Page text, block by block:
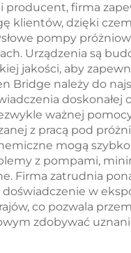
producent, firma
klientów, dzięki
pompy
Urządzenia są
jakości, aby
Bridge należy do
doskonałej
ważnej
z pracą pod
mogą szybko
z pompami,
Firma zatrudnia
w
co pozwala
zdobywać